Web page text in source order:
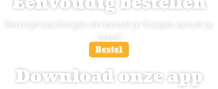
Vermijd wachtrijen en bestel je frietjes vanuit je
zetel!
Bestel
Download onze app